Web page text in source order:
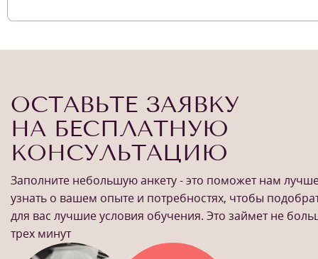
ОСТАВЬТЕ ЗАЯВКУ
НА БЕСПЛАТНУЮ
КОНСУЛЬТАЦИЮ
Заполните небольшую анкету - это поможет нам
узнать о вашем опыте и потребностях, чтобы
для вас лучшие условия обучения. Это займет не
трех минут